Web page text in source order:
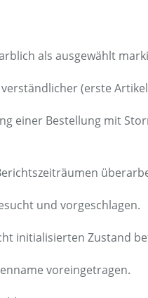
als ausgewählt
(erste
einer Bestellung mit
und vorgeschlagen.
initialisierten Zustand
voreingetragen.